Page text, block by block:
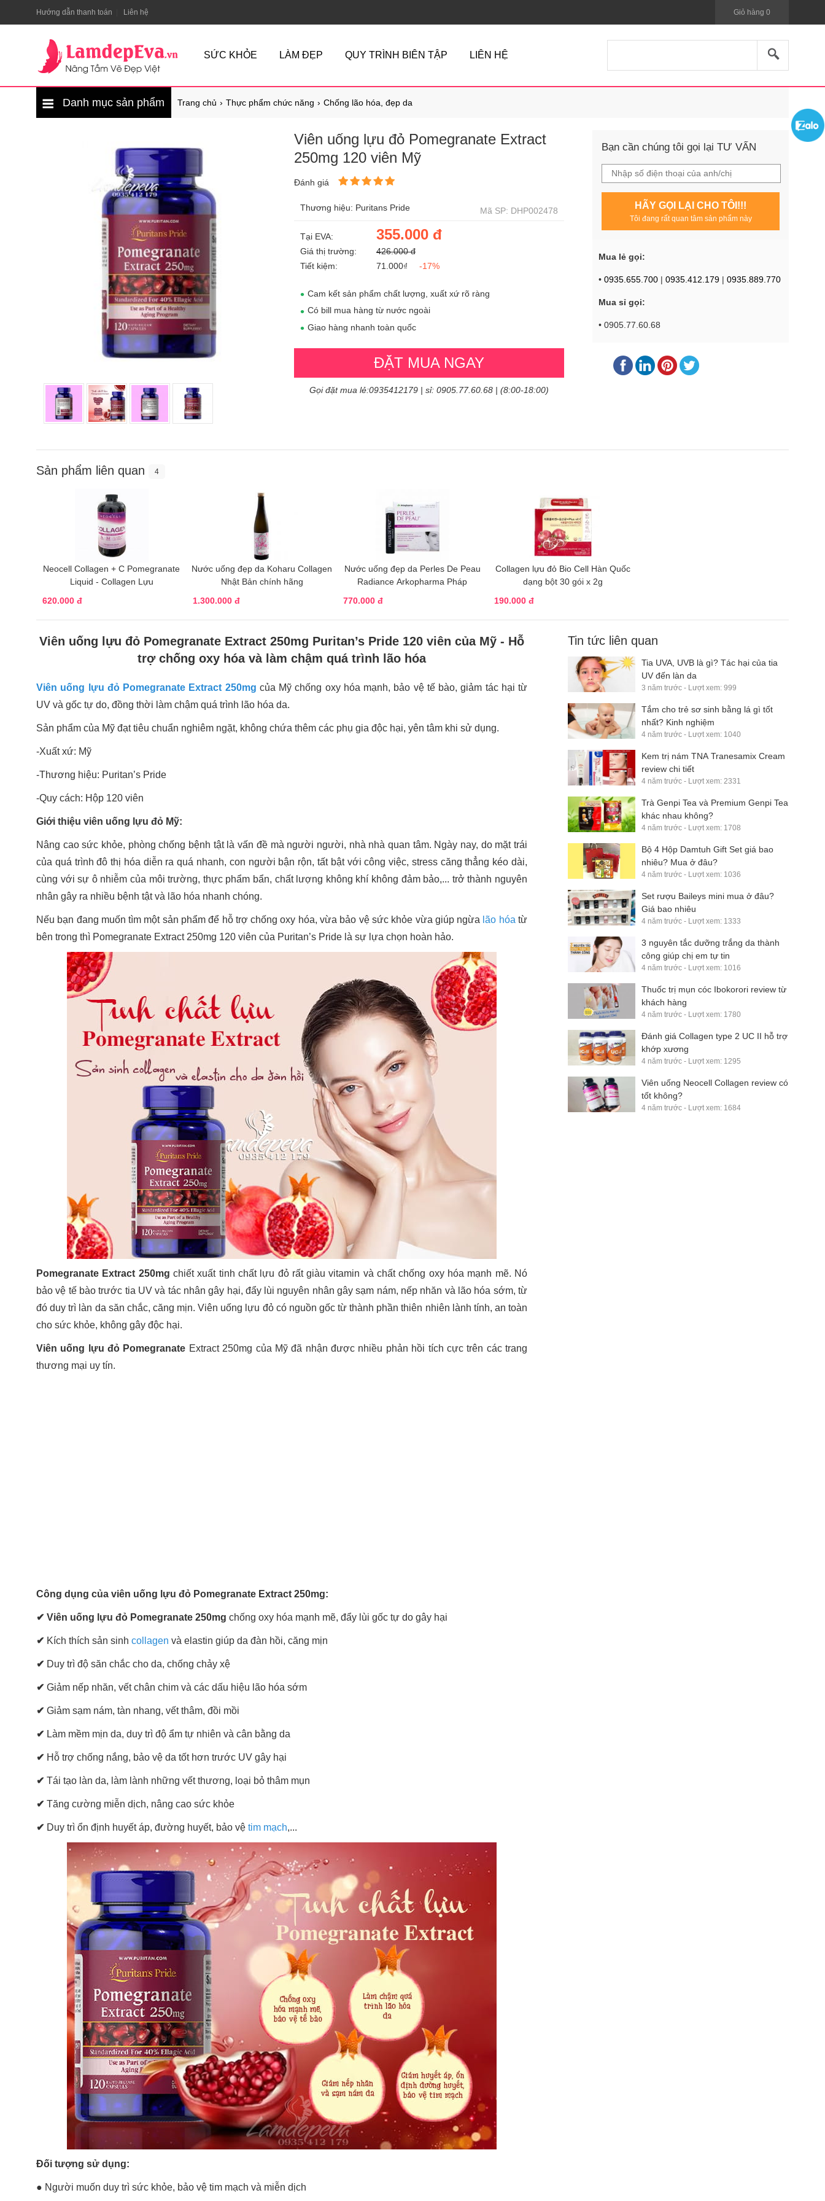
Hướng dẫn thanh toán Liên hệ Giỏ hàng 0
SỨC KHỎE LÀM ĐẸP QUY TRÌNH BIÊN TẬP LIÊN HỆ
Danh mục sản phẩm Trang chủ Thực phẩm chức năng Chống lão hóa, đẹp da
Viên uống lựu đỏ Pomegranate Extract
250mg 120 viên Mỹ
Đánh giá
Thương hiệu: Puritans Pride Mã SP: DHP002478
Tại EVA: 355.000 đ
Giá thị trường:
426.000 đ
Tiết kiệm:
71.000₫ -17%
Cam kết sản phẩm chất lượng, xuất xứ rõ ràng
Có bill mua hàng từ nước ngoài
Giao hàng nhanh toàn quốc
ĐẶT MUA NGAY
Gọi đặt mua lẻ:0935412179 | sỉ: 0905.77.60.68 | (8:00-18:00)
Bạn cần chúng tôi gọi lại TƯ VẤN
HÃY GỌI LẠI CHO TÔI!!!
Tôi đang rất quan tâm sản phẩm này
Mua lẻ gọi:
• 0935.655.700 | 0935.412.179 | 0935.889.770
Mua sỉ gọi:
• 0905.77.60.68
Sản phẩm liên quan 4
Neocell Collagen + C Pomegranate
Liquid - Collagen Lựu
620.000 đ
Nước uống đẹp da Koharu Collagen
Nhật Bản chính hãng
1.300.000 đ
Nước uống đẹp da Perles De Peau
Radiance Arkopharma Pháp
770.000 đ
Collagen lựu đỏ Bio Cell Hàn Quốc
dạng bột 30 gói x 2g
190.000 đ
Viên uống lựu đỏ Pomegranate Extract 250mg Puritan’s Pride 120 viên của Mỹ - Hỗ
trợ chống oxy hóa và làm chậm quá trình lão hóa
Viên uống lựu đỏ Pomegranate Extract 250mg của Mỹ chống oxy hóa mạnh, bảo vệ tế bào, giảm tác hại từ
UV và gốc tự do, đồng thời làm chậm quá trình lão hóa da.
Sản phẩm của Mỹ đạt tiêu chuẩn nghiêm ngặt, không chứa thêm các phụ gia độc hại, yên tâm khi sử dụng.
-Xuất xứ: Mỹ
-Thương hiệu: Puritan’s Pride
-Quy cách: Hộp 120 viên
Giới thiệu viên uống lựu đỏ Mỹ:
Nâng cao sức khỏe, phòng chống bệnh tật là vấn đề mà người người, nhà nhà quan tâm. Ngày nay, do mặt trái
của quá trình đô thị hóa diễn ra quá nhanh, con người bận rộn, tất bật với công việc, stress căng thẳng kéo dài,
cùng với sự ô nhiễm của môi trường, thực phẩm bẩn, chất lượng không khí không đảm bảo,... trở thành nguyên
nhân gây ra nhiều bệnh tật và lão hóa nhanh chóng.
Nếu bạn đang muốn tìm một sản phẩm để hỗ trợ chống oxy hóa, vừa bảo vệ sức khỏe vừa giúp ngừa lão hóa từ
bên trong thì Pomegranate Extract 250mg 120 viên của Puritan’s Pride là sự lựa chọn hoàn hảo.
Pomegranate Extract 250mg chiết xuất tinh chất lựu đỏ rất giàu vitamin và chất chống oxy hóa mạnh mẽ. Nó
bảo vệ tế bào trước tia UV và tác nhân gây hại, đẩy lùi nguyên nhân gây sạm nám, nếp nhăn và lão hóa sớm, từ
đó duy trì làn da săn chắc, căng mịn. Viên uống lựu đỏ có nguồn gốc từ thành phần thiên nhiên lành tính, an toàn
cho sức khỏe, không gây độc hại.
Viên uống lựu đỏ Pomegranate Extract 250mg của Mỹ đã nhận được nhiều phản hồi tích cực trên các trang
thương mại uy tín.
Công dụng của viên uống lựu đỏ Pomegranate Extract 250mg:
✔ Viên uống lựu đỏ Pomegranate 250mg chống oxy hóa mạnh mẽ, đẩy lùi gốc tự do gây hại
✔ Kích thích sản sinh collagen và elastin giúp da đàn hồi, căng mịn
✔ Duy trì độ săn chắc cho da, chống chảy xệ
✔ Giảm nếp nhăn, vết chân chim và các dấu hiệu lão hóa sớm
✔ Giảm sạm nám, tàn nhang, vết thâm, đồi mồi
✔ Làm mềm mịn da, duy trì độ ẩm tự nhiên và cân bằng da
✔ Hỗ trợ chống nắng, bảo vệ da tốt hơn trước UV gây hại
✔ Tái tạo làn da, làm lành những vết thương, loại bỏ thâm mụn
✔ Tăng cường miễn dịch, nâng cao sức khỏe
✔ Duy trì ổn định huyết áp, đường huyết, bảo vệ tim mạch,...
Đối tượng sử dụng:
● Người muốn duy trì sức khỏe, bảo vệ tim mạch và miễn dịch
Tin tức liên quan
Tia UVA, UVB là gì? Tác hại của tia
UV đến làn da
3 năm trước - Lượt xem: 999
Tắm cho trẻ sơ sinh bằng lá gì tốt
nhất? Kinh nghiệm
4 năm trước - Lượt xem: 1040
Kem trị nám TNA Tranesamix Cream
review chi tiết
4 năm trước - Lượt xem: 2331
Trà Genpi Tea và Premium Genpi Tea
khác nhau không?
4 năm trước - Lượt xem: 1708
Bộ 4 Hộp Damtuh Gift Set giá bao
nhiêu? Mua ở đâu?
4 năm trước - Lượt xem: 1036
Set rượu Baileys mini mua ở đâu?
Giá bao nhiêu
4 năm trước - Lượt xem: 1333
3 nguyên tắc dưỡng trắng da thành
công giúp chị em tự tin
4 năm trước - Lượt xem: 1016
Thuốc trị mụn cóc Ibokorori review từ
khách hàng
4 năm trước - Lượt xem: 1780
Đánh giá Collagen type 2 UC II hỗ trợ
khớp xương
4 năm trước - Lượt xem: 1295
Viên uống Neocell Collagen review có
tốt không?
4 năm trước - Lượt xem: 1684